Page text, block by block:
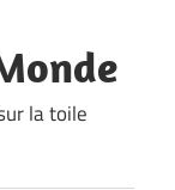
la toile